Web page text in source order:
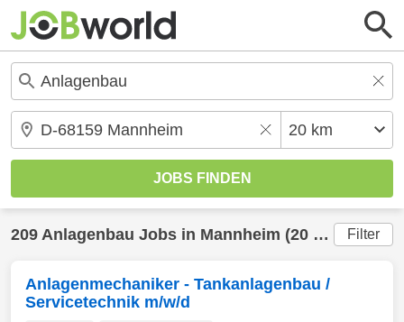
209 Anlagenbau Jobs in Mannheim (20 km) gefunden Filter
Anlagenmechaniker - Tankanlagenbau /
Servicetechnik m/w/d